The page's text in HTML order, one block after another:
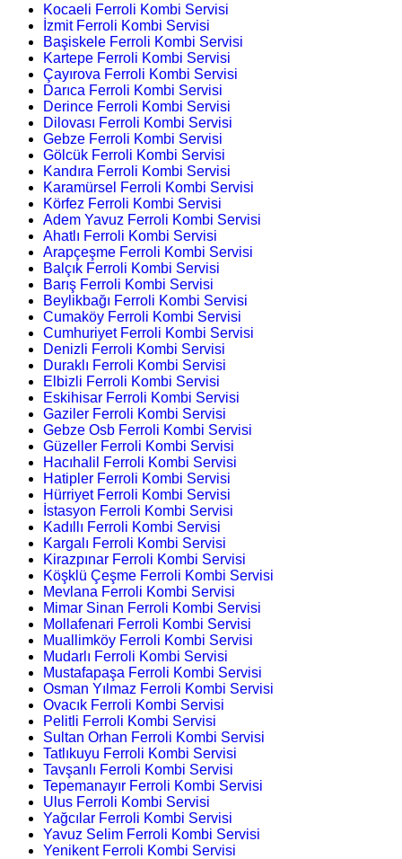
Kocaeli Ferroli Kombi Servisi
İzmit Ferroli Kombi Servisi
Başiskele Ferroli Kombi Servisi
Kartepe Ferroli Kombi Servisi
Çayırova Ferroli Kombi Servisi
Darıca Ferroli Kombi Servisi
Derince Ferroli Kombi Servisi
Dilovası Ferroli Kombi Servisi
Gebze Ferroli Kombi Servisi
Gölcük Ferroli Kombi Servisi
Kandıra Ferroli Kombi Servisi
Karamürsel Ferroli Kombi Servisi
Körfez Ferroli Kombi Servisi
Adem Yavuz Ferroli Kombi Servisi
Ahatlı Ferroli Kombi Servisi
Arapçeşme Ferroli Kombi Servisi
Balçık Ferroli Kombi Servisi
Barış Ferroli Kombi Servisi
Beylikbağı Ferroli Kombi Servisi
Cumaköy Ferroli Kombi Servisi
Cumhuriyet Ferroli Kombi Servisi
Denizli Ferroli Kombi Servisi
Duraklı Ferroli Kombi Servisi
Elbizli Ferroli Kombi Servisi
Eskihisar Ferroli Kombi Servisi
Gaziler Ferroli Kombi Servisi
Gebze Osb Ferroli Kombi Servisi
Güzeller Ferroli Kombi Servisi
Hacıhalil Ferroli Kombi Servisi
Hatipler Ferroli Kombi Servisi
Hürriyet Ferroli Kombi Servisi
İstasyon Ferroli Kombi Servisi
Kadıllı Ferroli Kombi Servisi
Kargalı Ferroli Kombi Servisi
Kirazpınar Ferroli Kombi Servisi
Köşklü Çeşme Ferroli Kombi Servisi
Mevlana Ferroli Kombi Servisi
Mimar Sinan Ferroli Kombi Servisi
Mollafenari Ferroli Kombi Servisi
Muallimköy Ferroli Kombi Servisi
Mudarlı Ferroli Kombi Servisi
Mustafapaşa Ferroli Kombi Servisi
Osman Yılmaz Ferroli Kombi Servisi
Ovacık Ferroli Kombi Servisi
Pelitli Ferroli Kombi Servisi
Sultan Orhan Ferroli Kombi Servisi
Tatlıkuyu Ferroli Kombi Servisi
Tavşanlı Ferroli Kombi Servisi
Tepemanayır Ferroli Kombi Servisi
Ulus Ferroli Kombi Servisi
Yağcılar Ferroli Kombi Servisi
Yavuz Selim Ferroli Kombi Servisi
Yenikent Ferroli Kombi Servisi